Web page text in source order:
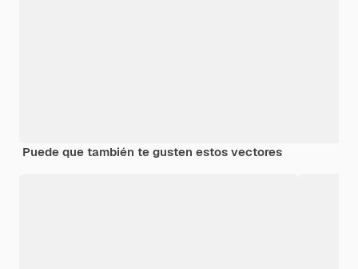
Puede que también te gusten estos vectores